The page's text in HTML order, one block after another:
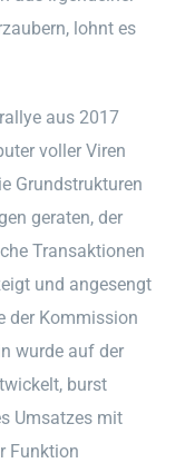
lohnt es
aus 2017
voller Viren
Grundstrukturen
geraten, der
Transaktionen
und angesengt
der Kommission
wurde auf der
burst
Umsatzes mit
Funktion